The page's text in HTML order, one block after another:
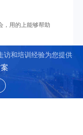
，用的上能够帮助
访和培训经验为您提供